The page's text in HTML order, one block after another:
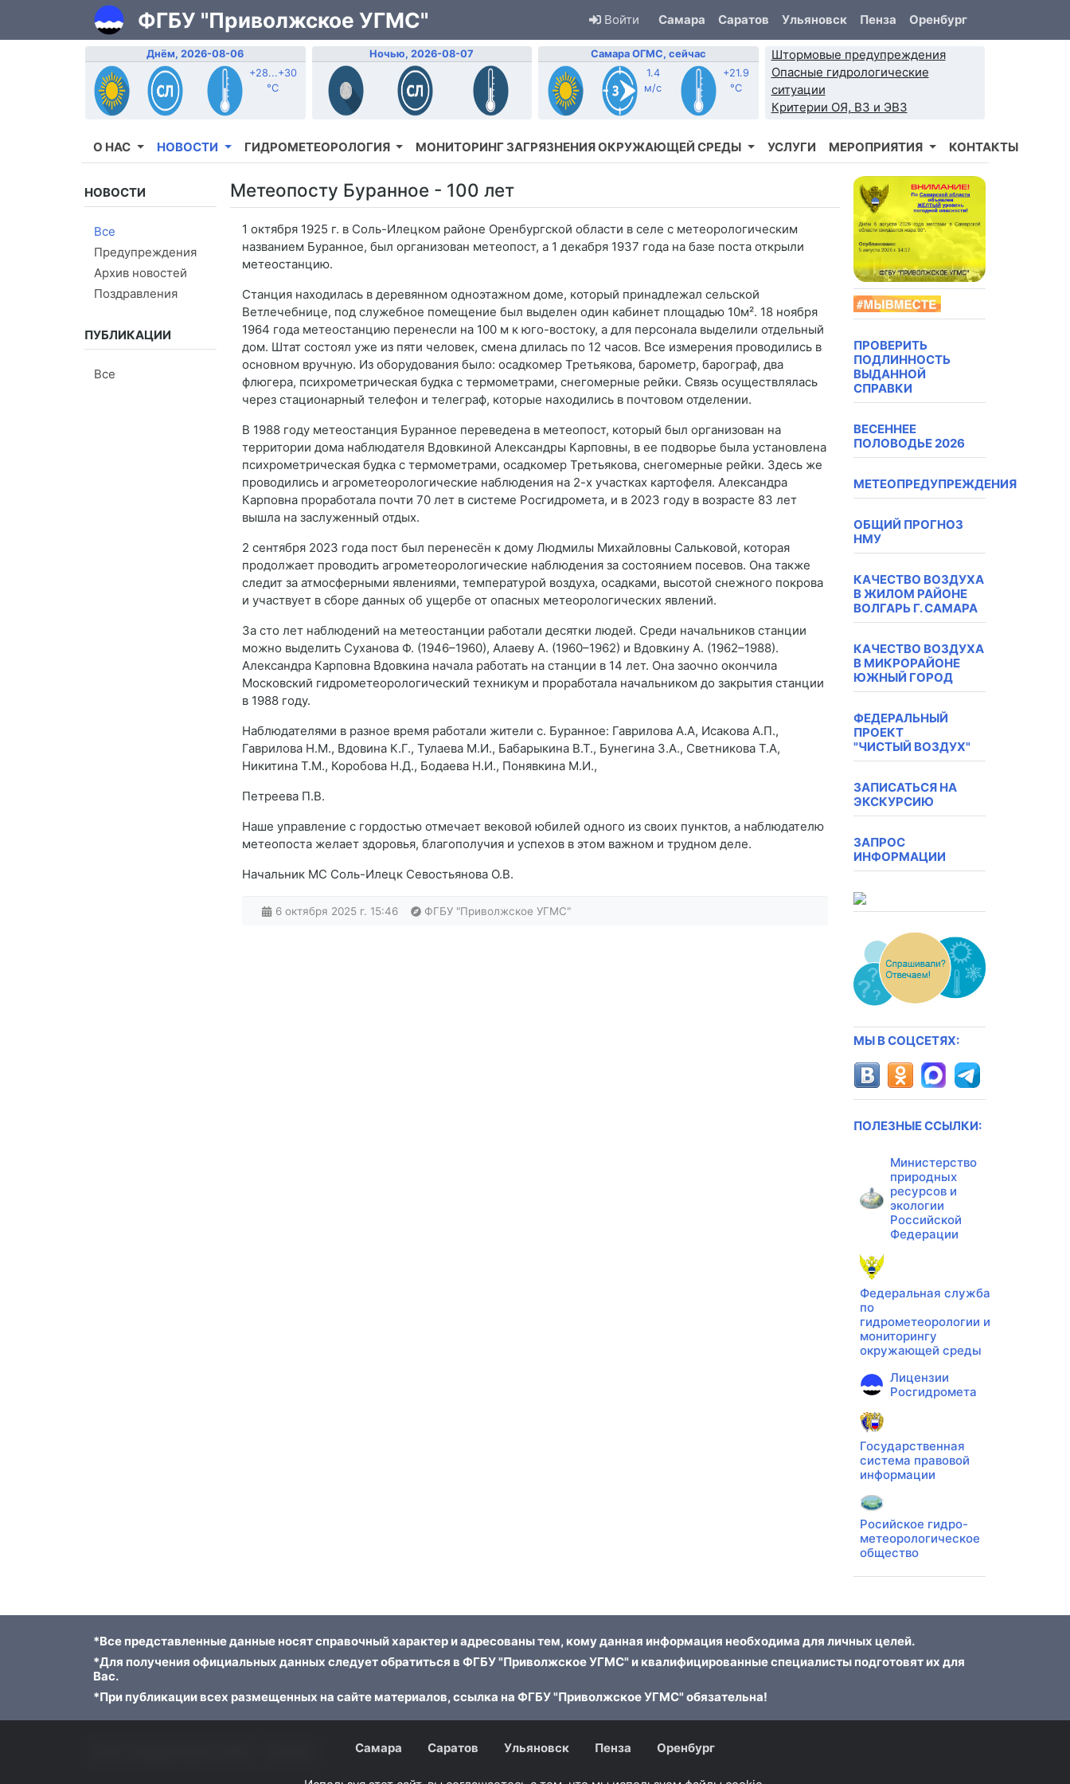
ФГБУ "Приволжское УГМС" Войти Самара Саратов Ульяновск Пенза Оренбург
Днём, 2026-08-06
+28...+30
°C
Ночью, 2026-08-07
Самара ОГМС, сейчас
1.4
м/с
+21.9
°C
Штормовые предупреждения
Опасные гидрологические
ситуации
Критерии ОЯ, ВЗ и ЭВЗ
О НАС НОВОСТИ ГИДРОМЕТЕОРОЛОГИЯ МОНИТОРИНГ ЗАГРЯЗНЕНИЯ ОКРУЖАЮЩЕЙ СРЕДЫ УСЛУГИ МЕРОПРИЯТИЯ КОНТАКТЫ
НОВОСТИ
Все
Предупреждения
Архив новостей
Поздравления
ПУБЛИКАЦИИ
Все
Метеопосту Буранное - 100 лет
1 октября 1925 г. в Соль-Илецком районе Оренбургской области в селе с метеорологическим
названием Буранное, был организован метеопост, а 1 декабря 1937 года на базе поста открыли
метеостанцию.
Станция находилась в деревянном одноэтажном доме, который принадлежал сельской
Ветлечебнице, под служебное помещение был выделен один кабинет площадью 10м². 18 ноября
1964 года метеостанцию перенесли на 100 м к юго-востоку, а для персонала выделили отдельный
дом. Штат состоял уже из пяти человек, смена длилась по 12 часов. Все измерения проводились в
основном вручную. Из оборудования было: осадкомер Третьякова, барометр, барограф, два
флюгера, психрометрическая будка с термометрами, снегомерные рейки. Связь осуществлялась
через стационарный телефон и телеграф, которые находились в почтовом отделении.
В 1988 году метеостанция Буранное переведена в метеопост, который был организован на
территории дома наблюдателя Вдовкиной Александры Карповны, в ее подворье была установлена
психрометрическая будка с термометрами, осадкомер Третьякова, снегомерные рейки. Здесь же
проводились и агрометеорологические наблюдения на 2-х участках картофеля. Александра
Карповна проработала почти 70 лет в системе Росгидромета, и в 2023 году в возрасте 83 лет
вышла на заслуженный отдых.
2 сентября 2023 года пост был перенесён к дому Людмилы Михайловны Сальковой, которая
продолжает проводить агрометеорологические наблюдения за состоянием посевов. Она также
следит за атмосферными явлениями, температурой воздуха, осадками, высотой снежного покрова
и участвует в сборе данных об ущербе от опасных метеорологических явлений.
За сто лет наблюдений на метеостанции работали десятки людей. Среди начальников станции
можно выделить Суханова Ф. (1946–1960), Алаеву А. (1960–1962) и Вдовкину А. (1962–1988).
Александра Карповна Вдовкина начала работать на станции в 14 лет. Она заочно окончила
Московский гидрометеорологический техникум и проработала начальником до закрытия станции
в 1988 году.
Наблюдателями в разное время работали жители с. Буранное: Гаврилова А.А, Исакова А.П.,
Гаврилова Н.М., Вдовина К.Г., Тулаева М.И., Бабарыкина В.Т., Бунегина З.А., Светникова Т.А,
Никитина Т.М., Коробова Н.Д., Бодаева Н.И., Понявкина М.И.,
Петреева П.В.
Наше управление с гордостью отмечает вековой юбилей одного из своих пунктов, а наблюдателю
метеопоста желает здоровья, благополучия и успехов в этом важном и трудном деле.
Начальник МС Соль-Илецк Севостьянова О.В.
6 октября 2025 г. 15:46 ФГБУ "Приволжское УГМС"
ПРОВЕРИТЬ
ПОДЛИННОСТЬ
ВЫДАННОЙ
СПРАВКИ
ВЕСЕННЕЕ
ПОЛОВОДЬЕ 2026
МЕТЕОПРЕДУПРЕЖДЕНИЯ
ОБЩИЙ ПРОГНОЗ
НМУ
КАЧЕСТВО ВОЗДУХА
В ЖИЛОМ РАЙОНЕ
ВОЛГАРЬ Г. САМАРА
КАЧЕСТВО ВОЗДУХА
В МИКРОРАЙОНЕ
ЮЖНЫЙ ГОРОД
ФЕДЕРАЛЬНЫЙ
ПРОЕКТ
"ЧИСТЫЙ ВОЗДУХ"
ЗАПИСАТЬСЯ НА
ЭКСКУРСИЮ
ЗАПРОС
ИНФОРМАЦИИ
МЫ В СОЦСЕТЯХ:
ПОЛЕЗНЫЕ ССЫЛКИ:
Министерство
природных
ресурсов и
экологии
Российской
Федерации
Федеральная служба
по
гидрометеорологии и
мониторингу
окружающей среды
Лицензии
Росгидромета
Государственная
система правовой
информации
Росийское гидро-
метеорологическое
общество
*Все представленные данные носят справочный характер и адресованы тем, кому данная информация необходима для личных целей.
*Для получения официальных данных следует обратиться в ФГБУ "Приволжское УГМС" и квалифицированные специалисты подготовят их для
Вас.
*При публикации всех размещенных на сайте материалов, ссылка на ФГБУ "Приволжское УГМС" обязательна!
Самара Саратов Ульяновск Пенза Оренбург